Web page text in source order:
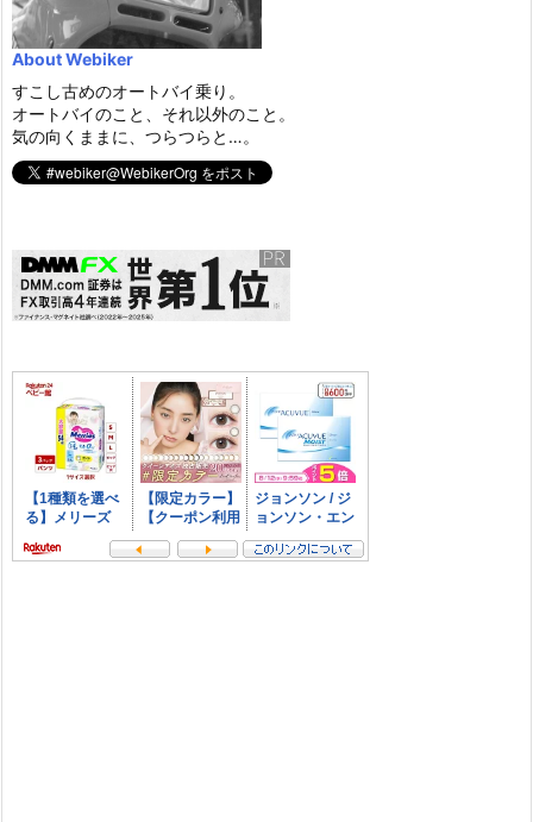
About Webiker
すこし古めのオートバイ乗り。
オートバイのこと、それ以外のこと。
気の向くままに、つらつらと…。